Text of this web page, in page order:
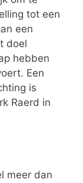
tot een
een
doel
hebben
Een
is
Raerd in
meer dan